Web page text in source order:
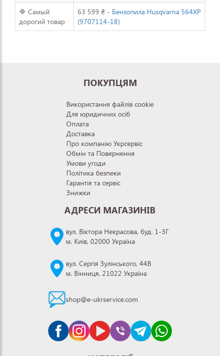
🔷 Самый
дорогий товар
63 599 ₴ - Бензопила Husqvarna 564XP
(9707114-18)
ПОКУПЦЯМ
Використання файлів cookie
Для юридичних осіб
Оплата
Доставка
Про компанію Укрсервіс
Обмін та Повернення
Умови угоди
Політика безпеки
Гарантія та сервіс
Знижки
АДРЕСИ МАГАЗИНІВ
вул. Віктора Некрасова, буд. 1-3Г
м. Київ, 02000 Україна
вул. Сергія Зулінського, 44В
м. Вінниця, 21022 Україна
shop@e-ukrservice.com